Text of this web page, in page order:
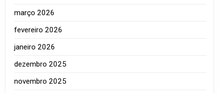
março 2026
fevereiro 2026
janeiro 2026
dezembro 2025
novembro 2025